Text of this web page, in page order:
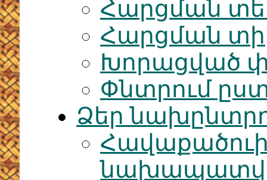
Հարցման
Հարցման
Խորացված
Փնտրում
Ձեր